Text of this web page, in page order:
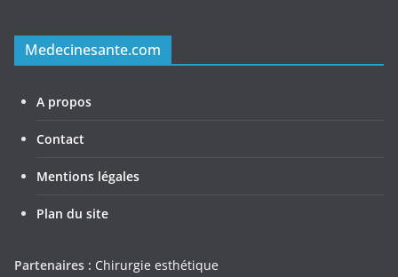
Medecinesante.com
A propos
Contact
Mentions légales
Plan du site
Partenaires : Chirurgie esthétique